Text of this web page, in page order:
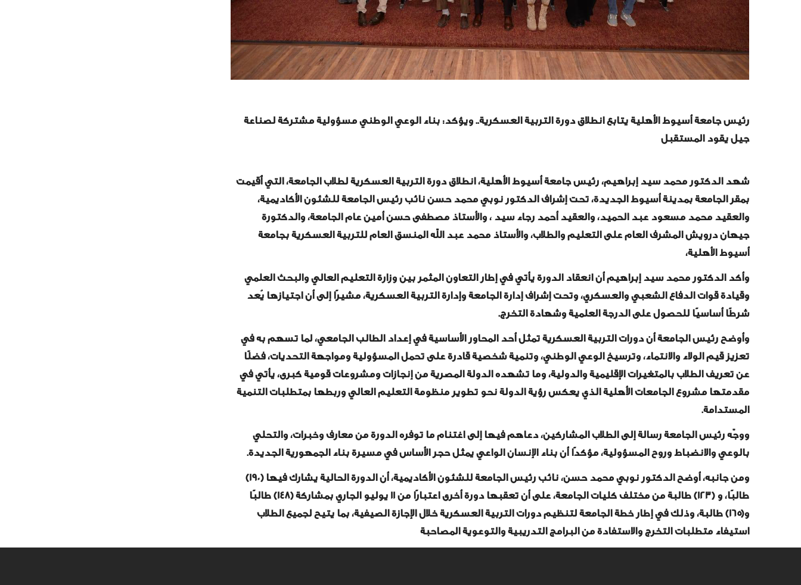
رئيس جامعة أسيوط الأهلية يتابع انطلاق دورة التربية العسكرية.. ويؤكد: بناء الوعي الوطني مسؤولية مشتركة لصناعة
جيل يقود المستقبل
شهد الدكتور محمد سيد إبراهيم، رئيس جامعة أسيوط الأهلية، انطلاق دورة التربية العسكرية لطلاب الجامعة، التي أُقيمت
بمقر الجامعة بمدينة أسيوط الجديدة، تحت إشراف الدكتور نوبي محمد حسن نائب رئيس الجامعة للشئون الأكاديمية،
والعقيد محمد مسعود عبد الحميد، والعقيد أحمد رجاء سيد ، والأستاذ مصطفى حسن أمين عام الجامعة، والدكتورة
جيهان درويش المشرف العام على التعليم والطلاب، والأستاذ محمد عبد الله المنسق العام للتربية العسكرية بجامعة
أسيوط الأهلية،
وأكد الدكتور محمد سيد إبراهيم أن انعقاد الدورة يأتي في إطار التعاون المثمر بين وزارة التعليم العالي والبحث العلمي
وقيادة قوات الدفاع الشعبي والعسكري، وتحت إشراف إدارة الجامعة وإدارة التربية العسكرية، مشيرًا إلى أن اجتيازها يُعد
شرطًا أساسيًا للحصول على الدرجة العلمية وشهادة التخرج.
وأوضح رئيس الجامعة أن دورات التربية العسكرية تمثل أحد المحاور الأساسية في إعداد الطالب الجامعي، لما تسهم به في
تعزيز قيم الولاء والانتماء، وترسيخ الوعي الوطني، وتنمية شخصية قادرة على تحمل المسؤولية ومواجهة التحديات، فضلًا
عن تعريف الطلاب بالمتغيرات الإقليمية والدولية، وما تشهده الدولة المصرية من إنجازات ومشروعات قومية كبرى، يأتي في
مقدمتها مشروع الجامعات الأهلية الذي يعكس رؤية الدولة نحو تطوير منظومة التعليم العالي وربطها بمتطلبات التنمية
المستدامة.
ووجّه رئيس الجامعة رسالة إلى الطلاب المشاركين، دعاهم فيها إلى اغتنام ما توفره الدورة من معارف وخبرات، والتحلي
بالوعي والانضباط وروح المسؤولية، مؤكدًا أن بناء الإنسان الواعي يمثل حجر الأساس في مسيرة بناء الجمهورية الجديدة.
ومن جانبه، أوضح الدكتور نوبي محمد حسن، نائب رئيس الجامعة للشئون الأكاديمية، أن الدورة الحالية يشارك فيها (١٩٠)
طالبًا، و (١٢٣) طالبة من مختلف كليات الجامعة، على أن تعقبها دورة أخرى اعتبارًا من 11 يوليو الجاري بمشاركة (١٤٨) طالبًا
و(١٦٥) طالبة، وذلك في إطار خطة الجامعة لتنظيم دورات التربية العسكرية خلال الإجازة الصيفية، بما يتيح لجميع الطلاب
استيفاء متطلبات التخرج والاستفادة من البرامج التدريبية والتوعوية المصاحبة